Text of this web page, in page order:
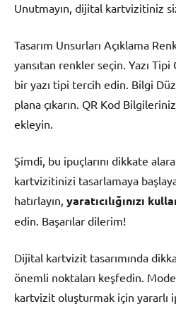
Unutmayın, dijital kartvizitiniz
Tasarım Unsurları Açıklama
yansıtan renkler seçin. Yazı
bir yazı tipi tercih edin. Bilgi
plana çıkarın. QR Kod
ekleyin.
Şimdi, bu ipuçlarını dikkate
kartvizitinizi tasarlamaya
hatırlayın, yaratıcılığınızı
edin. Başarılar dilerim!
Dijital kartvizit tasarımında
önemli noktaları keşfedin.
kartvizit oluşturmak için yararlı